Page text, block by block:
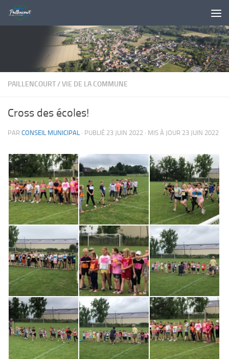
Skip to content
PAILLENCOURT/VIE DE LA COMMUNE
Cross des écoles!
PAR CONSEIL MUNICIPAL · PUBLIÉ 23 JUIN 2022 · MIS À JOUR 23 JUIN 2022